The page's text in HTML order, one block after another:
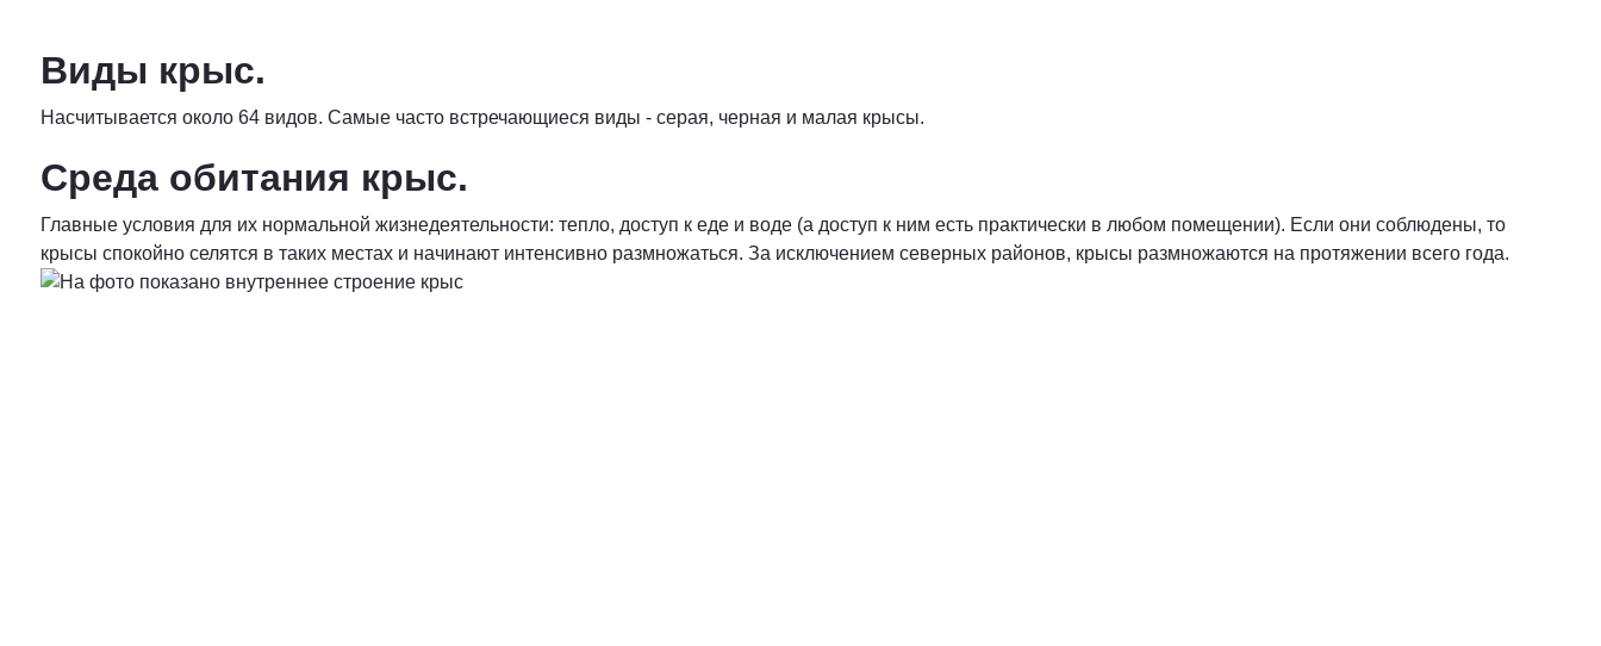
Виды крыс.
Насчитывается около 64 видов. Самые часто встречающиеся виды - серая, черная и малая крысы.
Среда обитания крыс.
Главные условия для их нормальной жизнедеятельности: тепло, доступ к еде и воде (а доступ к ним есть практически в любом помещении). Если они соблюдены, то
крысы спокойно селятся в таких местах и начинают интенсивно размножаться. За исключением северных районов, крысы размножаются на протяжении всего года.